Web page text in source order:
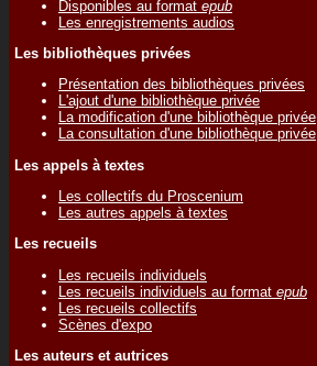
Disponibles au format epub
Les enregistrements audios
Les bibliothèques privées
Présentation des bibliothèques privées
L'ajout d'une bibliothèque privée
La modification d'une bibliothèque privée
La consultation d'une bibliothèque privée
Les appels à textes
Les collectifs du Proscenium
Les autres appels à textes
Les recueils
Les recueils individuels
Les recueils individuels au format epub
Les recueils collectifs
Scènes d'expo
Les auteurs et autrices